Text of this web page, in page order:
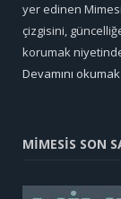
yer edinen
çizgisini,
korumak
Devamını okumak
MİMESİS SON